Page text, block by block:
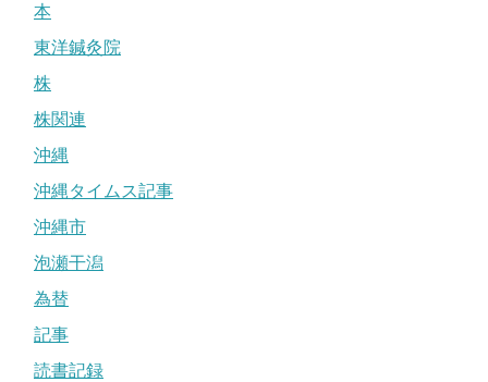
本
東洋鍼灸院
株
株関連
沖縄
沖縄タイムス記事
沖縄市
泡瀬干潟
為替
記事
読書記録